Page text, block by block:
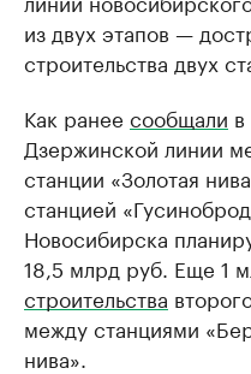
из двух этапов —
строительства двух
Как ранее сообщали
Дзержинской линии
станции «Золотая
станцией
Новосибирска
18,5 млрд руб. Еще 1
строительства
между станциями
нива».